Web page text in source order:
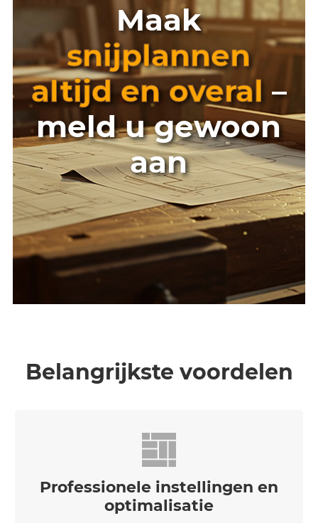
Maak
snijplannen
altijd en overal–
meld u gewoon
aan
Belangrijkste voordelen
Professionele instellingen en
optimalisatie